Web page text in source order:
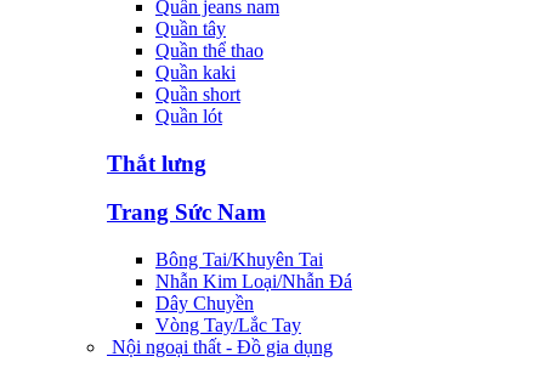
Quần jeans nam
Quần tây
Quần thể thao
Quần kaki
Quần short
Quần lót
Thắt lưng
Trang Sức Nam
Bông Tai/Khuyên Tai
Nhẫn Kim Loại/Nhẫn Đá
Dây Chuyền
Vòng Tay/Lắc Tay
Nội ngoại thất - Đồ gia dụng